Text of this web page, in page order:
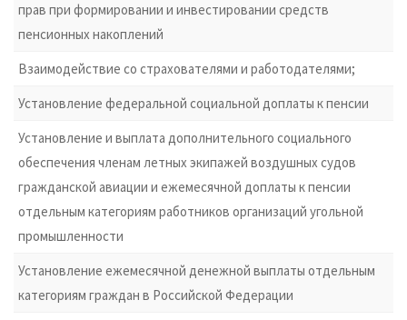
прав при формировании и инвестировании средств
пенсионных накоплений
Взаимодействие со страхователями и работодателями;
Установление федеральной социальной доплаты к пенсии
Установление и выплата дополнительного социального
обеспечения членам летных экипажей воздушных судов
гражданской авиации и ежемесячной доплаты к пенсии
отдельным категориям работников организаций угольной
промышленности
Установление ежемесячной денежной выплаты отдельным
категориям граждан в Российской Федерации